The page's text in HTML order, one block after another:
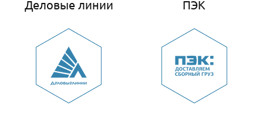
Деловые линии ПЭК